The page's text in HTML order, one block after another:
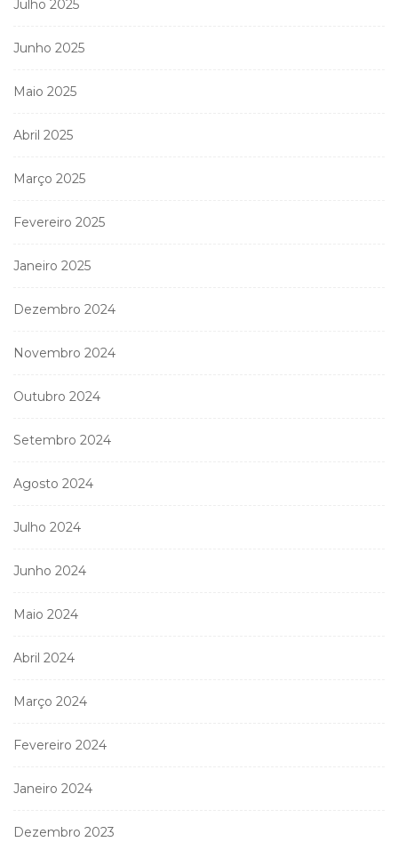
Julho 2025
Junho 2025
Maio 2025
Abril 2025
Março 2025
Fevereiro 2025
Janeiro 2025
Dezembro 2024
Novembro 2024
Outubro 2024
Setembro 2024
Agosto 2024
Julho 2024
Junho 2024
Maio 2024
Abril 2024
Março 2024
Fevereiro 2024
Janeiro 2024
Dezembro 2023